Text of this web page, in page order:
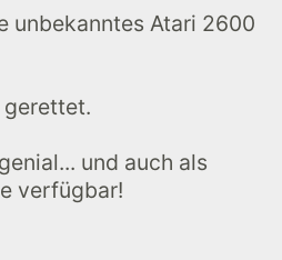
unbekanntes Atari 2600
gerettet.
und auch als
verfügbar!